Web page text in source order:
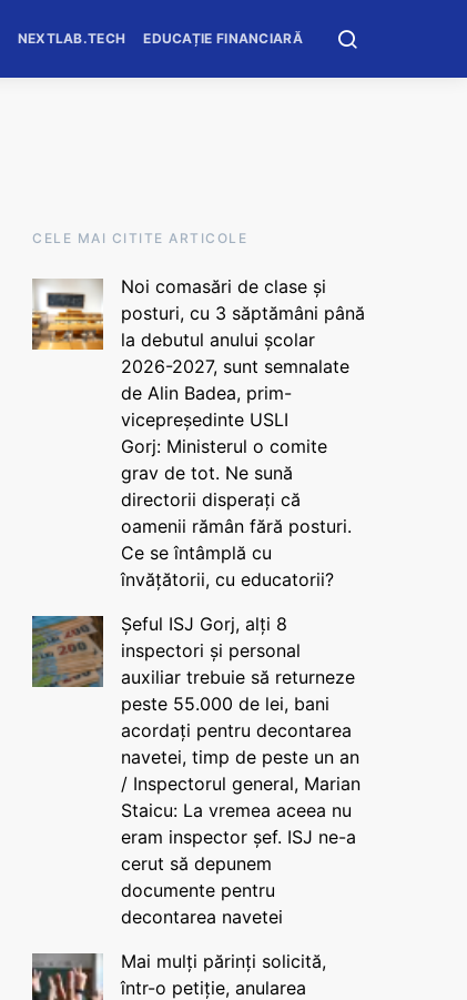
NEXTLAB.TECH EDUCAȚIE FINANCIARĂ
CELE MAI CITITE ARTICOLE
Noi comasări de clase și
posturi, cu 3 săptămâni până
la debutul anului școlar
2026-2027, sunt semnalate
de Alin Badea, prim-
vicepreședinte USLI
Gorj: Ministerul o comite
grav de tot. Ne sună
directorii disperați că
oamenii rămân fără posturi.
Ce se întâmplă cu
învățătorii, cu educatorii?
Șeful ISJ Gorj, alți 8
inspectori și personal
auxiliar trebuie să returneze
peste 55.000 de lei, bani
acordați pentru decontarea
navetei, timp de peste un an
/ Inspectorul general, Marian
Staicu: La vremea aceea nu
eram inspector șef. ISJ ne-a
cerut să depunem
documente pentru
decontarea navetei
Mai mulți părinți solicită,
într-o petiție, anularea